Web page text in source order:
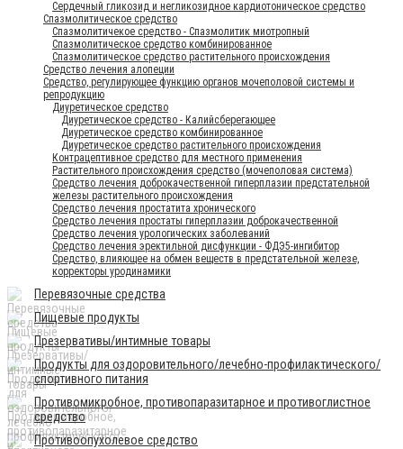
Сердечный гликозид и негликозидное кардиотоническое средство
Спазмолитическое средство
Спазмолитичекое средство - Спазмолитик миотропный
Спазмолитическое средство комбинированное
Спазмолитическое средство растительного происхождения
Средство лечения алопеции
Средство, регулирующее функцию органов мочеполовой системы и
репродукцию
Диуретическое средство
Диуретическое средство - Калийсберегающее
Диуретическое средство комбинированное
Диуретическое средство растительного происхождения
Контрацептивное средство для местного применения
Растительного происхождения средство (мочеполовая система)
Средство лечения доброкачественной гиперплазии предстательной
железы растительного происхождения
Средство лечения простатита хронического
Средство лечения простаты гиперплазии доброкачественной
Средство лечения урологических заболеваний
Средство лечения эректильной дисфункции - ФДЭ5-ингибитор
Средство, влияющее на обмен веществ в предстательной железе,
корректоры уродинамики
Перевязочные средства
Пищевые продукты
Презервативы/интимные товары
Продукты для оздоровительного/лечебно-профилактического/
спортивного питания
Противомикробное, противопаразитарное и противоглистное
средство
Противоопухолевое средство